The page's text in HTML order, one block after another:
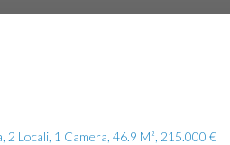
2 Locali, 1 Camera, 46.9 M², 215.000 €